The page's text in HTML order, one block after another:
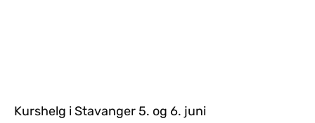
Kurshelg i Stavanger 5. og 6. juni